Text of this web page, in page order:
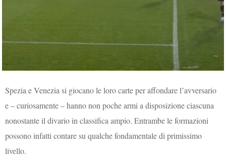
Spezia e Venezia si giocano le loro carte per affondare l’avversario
e – curiosamente – hanno non poche armi a disposizione ciascuna
nonostante il divario in classifica ampio. Entrambe le formazioni
possono infatti contare su qualche fondamentale di primissimo
livello.